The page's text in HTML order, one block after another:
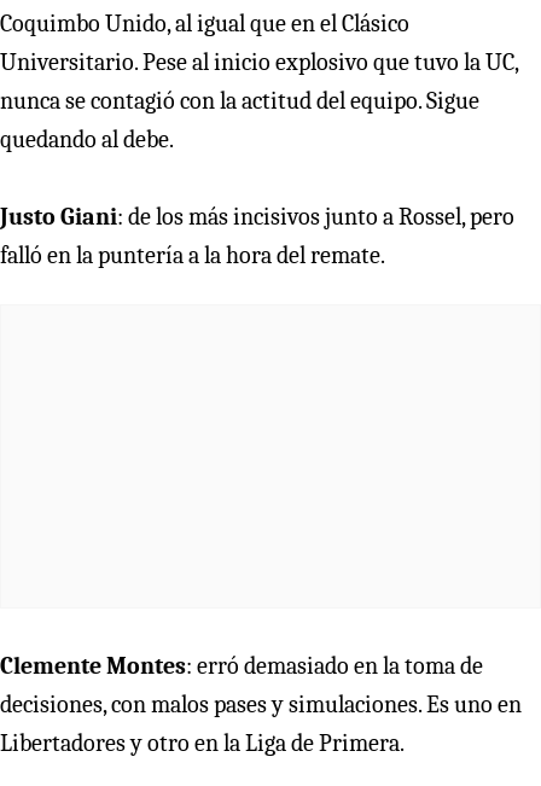
Coquimbo Unido, al igual que en el Clásico
Universitario. Pese al inicio explosivo que tuvo la UC,
nunca se contagió con la actitud del equipo. Sigue
quedando al debe.
Justo Giani: de los más incisivos junto a Rossel, pero
falló en la puntería a la hora del remate.
Clemente Montes: erró demasiado en la toma de
decisiones, con malos pases y simulaciones. Es uno en
Libertadores y otro en la Liga de Primera.